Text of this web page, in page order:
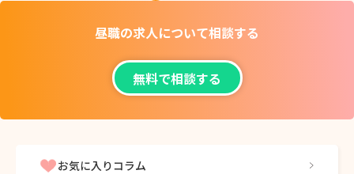
昼職の求人について相談する
無料で相談する
お気に入りコラム